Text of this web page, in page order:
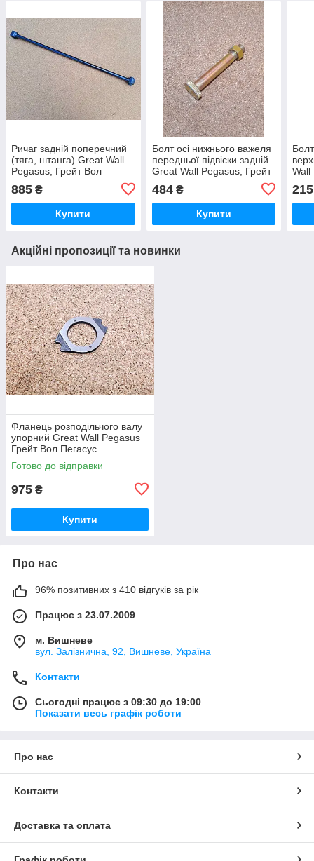
Ричаг задній поперечний
(тяга, штанга) Great Wall
Pegasus, Грейт Вол
885 ₴
Купити
Болт осі нижнього важеля
передньої підвіски задній
Great Wall Pegasus, Грейт
484₴
Купити
Wall
215
Акційні пропозиції та новинки
Фланець розподільчого валу
упорний Great Wall Pegasus
Грейт Вол Пегасус
Готово до відправки
975 ₴
Купити
Про нас
96% позитивних з 410 відгуків за рік
Працює з 23.07.2009
м. Вишневе
вул. Залізнична, 92, Вишневе, Україна
Контакти
Сьогодні працює з 09:30 до 19:00
Показати весь графік роботи
Про нас
Контакти
Доставка та оплата